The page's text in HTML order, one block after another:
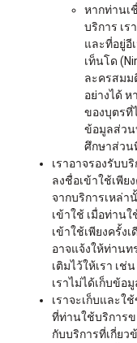
หากท่านเ
บริการ เร
และที่อยู่
เท็นโด
ละครสมม
อย่างได้
ของบุตรที่
ข้อมูลส่วน
ศึกษาส่วน
เราอาจรองรับบ
ลงชื่อเข้าใช้เพีย
จากบริการเหล่
เข้าใช้ เมื่อท่าน
เข้าใช้เพียงครั้ง
อาจแจ้งให้ท่าน
เติมไว้ให้เรา เ
เราไม่ได้เก็บข้อ
เราจะเก็บและ
ที่ท่านใช้บริการ
กับบริการที่เกี่ยว